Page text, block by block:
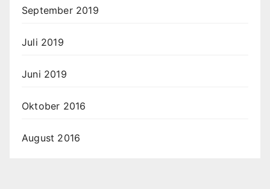
September 2019
Juli 2019
Juni 2019
Oktober 2016
August 2016